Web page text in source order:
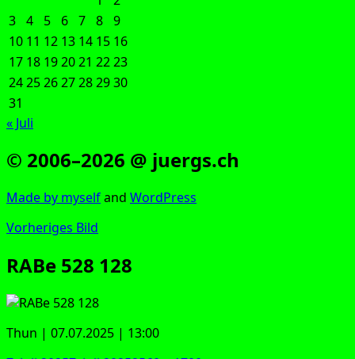
3 4 5 6 7 8 9
10 11 12 13 14 15 16
17 18 192021 2223
24252627282930
31
« Juli
© 2006–2026 @ juergs.ch
Made by mys­elfand Word­Press
Vorheriges Bild
RABe 528 128
Thun | 07.07.2025 | 13:00